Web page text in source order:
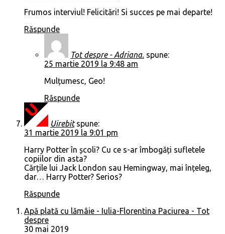
Frumos interviul! Felicitări! Si succes pe mai departe!
Răspunde
Tot despre - Adriana. spune:
25 martie 2019 la 9:48 am
Mulțumesc, Geo!
Răspunde
Uirebit spune:
31 martie 2019 la 9:01 pm
Harry Potter în școli? Cu ce s-ar îmbogăți sufletele
copiilor din asta?
Cărțile lui Jack London sau Hemingway, mai înțeleg,
dar… Harry Potter? Serios?
Răspunde
Apă plată cu lămâie - Iulia-Florentina Paciurea - Tot
despre
30 mai 2019